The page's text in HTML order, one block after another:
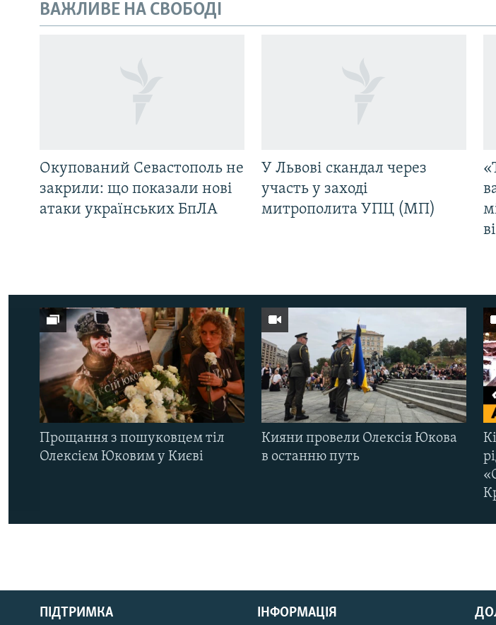
РУС
ВАЖЛИВЕ НА СВОБОДІ
Окупований Севастополь не
закрили: що показали нові
атаки українських БпЛА
У Львові скандал через
участь у заході
митрополита УПЦ (МП)
Прощання з пошуковцем тіл
Олексієм Юковим у Києві
Кияни провели Олексія Юкова
в останню путь
ПІДТРИМКА ІНФОРМАЦІЯ